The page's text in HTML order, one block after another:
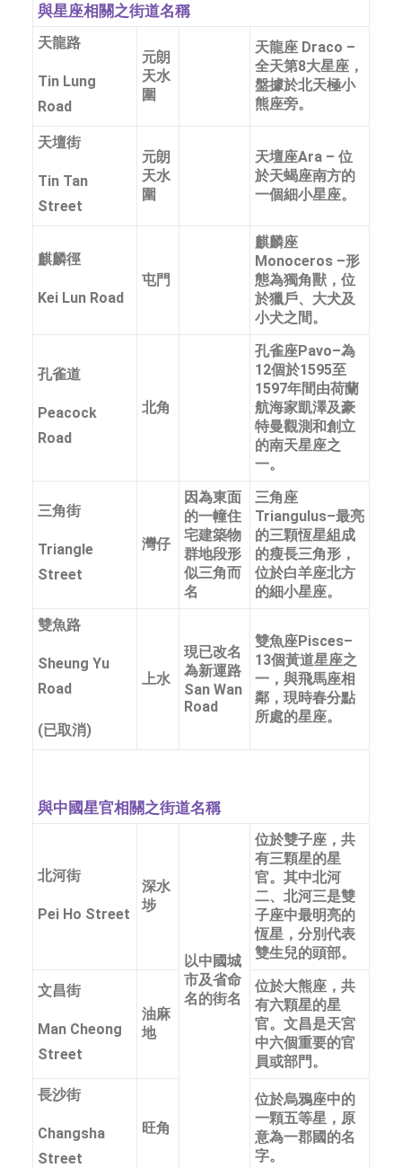
與星座相關之街道名稱
天龍路
Tin Lung
Road
元朗
天水
圍
天龍座 Draco –
全天第8大星座，
盤據於北天極小
熊座旁。
天壇街
Tin Tan
Street
元朗
天水
圍
天壇座Ara – 位
於天蝎座南方的
一個細小星座。
麒麟徑
Kei Lun Road
屯門
麒麟座
Monoceros –形
態為獨角獸，位
於獵戶、大犬及
小犬之間。
孔雀道
Peacock
Road
北角
孔雀座Pavo–為
12個於1595至
1597年間由荷蘭
航海家凱澤及豪
特曼觀測和創立
的南天星座之
一。
三角街
Triangle
Street
灣仔
因為東面
的一幢住
宅建築物
群地段形
似三角而
名
三角座
Triangulus–最亮
的三顆恆星組成
的瘦長三角形，
位於白羊座北方
的細小星座。
雙魚路
Sheung Yu
Road
(已取消)
上水
現已改名
為新運路
San Wan
Road
雙魚座Pisces–
13個黃道星座之
一，與飛馬座相
鄰，現時春分點
所處的星座。
與中國星官相關之街道名稱
北河街
Pei Ho Street
深水
埗
以中國城
市及省命
名的街名
位於雙子座，共
有三顆星的星
官。其中北河
二、北河三是雙
子座中最明亮的
恆星，分別代表
雙生兒的頭部。
文昌街
Man Cheong
Street
油麻
地
位於大熊座，共
有六顆星的星
官。文昌是天宮
中六個重要的官
員或部門。
長沙街
Changsha
Street
旺角
位於烏鴉座中的
一顆五等星，原
意為一郡國的名
字。